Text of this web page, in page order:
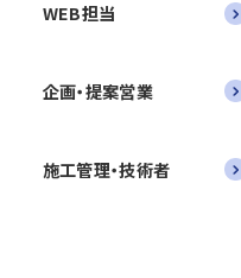
WEB担当
企画・提案営業
施工管理・技術者